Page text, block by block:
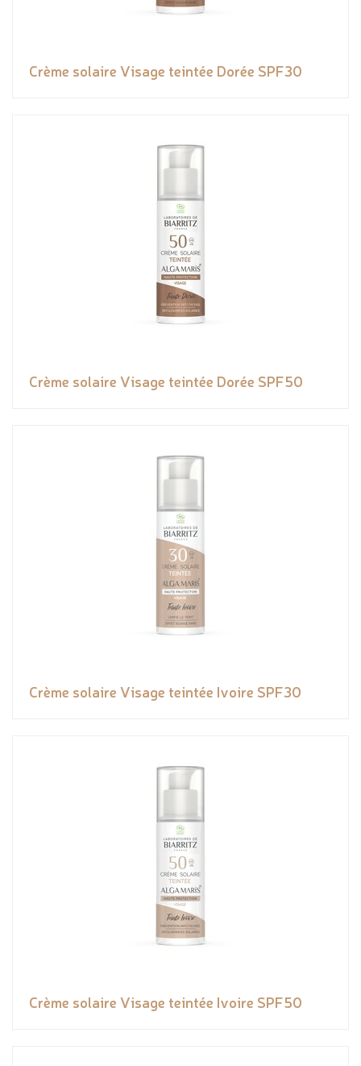
Crème solaire Visage teintée Dorée SPF30
Crème solaire Visage teintée Dorée SPF50
Crème solaire Visage teintée Ivoire SPF30
Crème solaire Visage teintée Ivoire SPF50